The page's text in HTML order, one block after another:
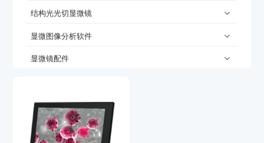
结构光光切显微镜
显微图像分析软件
显微镜配件